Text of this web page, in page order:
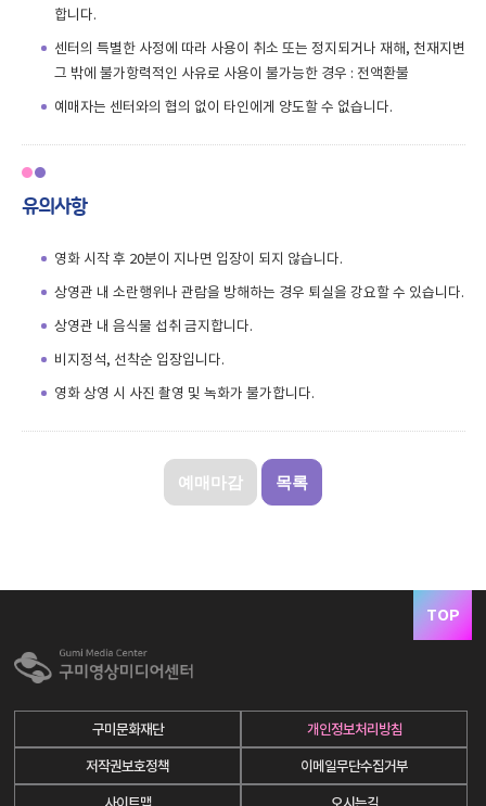
합니다.
센터의 특별한 사정에 따라 사용이 취소 또는 정지되거나 재해, 천재지변
그 밖에 불가항력적인 사유로 사용이 불가능한 경우 : 전액환불
예매자는 센터와의 협의 없이 타인에게 양도할 수 없습니다.
유의사항
영화 시작 후 20분이 지나면 입장이 되지 않습니다.
상영관 내 소란행위나 관람을 방해하는 경우 퇴실을 강요할 수 있습니다.
상영관 내 음식물 섭취 금지합니다.
비지정석, 선착순 입장입니다.
영화 상영 시 사진 촬영 및 녹화가 불가합니다.
예매마감 목록
구미문화재단
개인정보처리방침
저작권보호정책
이메일무단수집거부
TOP